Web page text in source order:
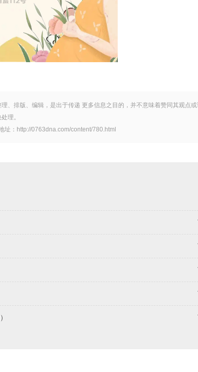
、排版、编辑，是出于传递 更多信息之目的，并不意味着赞同其观点
理。
：http://0763dna.com/content/780.html